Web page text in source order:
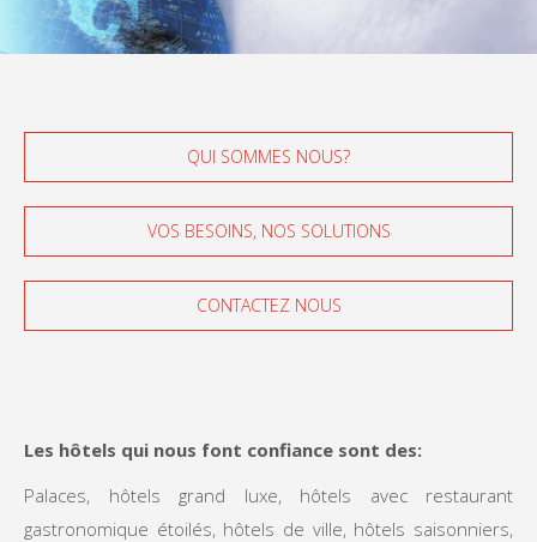
QUI SOMMES NOUS?
VOS BESOINS, NOS SOLUTIONS
CONTACTEZ NOUS
Les hôtels qui nous font confiance sont des:
Palaces, hôtels grand luxe, hôtels avec restaurant
gastronomique étoilés, hôtels de ville, hôtels saisonniers,